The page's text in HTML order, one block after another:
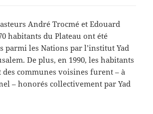
André Trocmé et Edouard
habitants du Plateau ont été
parmi les Nations par l’institut Yad
De plus, en 1990, les habitants
des communes voisines furent – à
– honorés collectivement par Yad